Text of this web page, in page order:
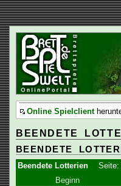
Online Spielclient
BEENDETE
BEENDETE
Beendete Lotterien
Beginn